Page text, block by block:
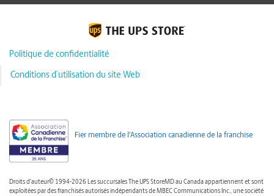
Politique de confidentialité
Conditions d’utilisation du site Web
Fier membre de l'Association canadienne de la franchise
Droits d'auteur© 1994-2026 Les succursales The UPS StoreMD au Canada appartiennent et sont
exploitées par des franchisés autorisés indépendants de MBEC Communications Inc., une société